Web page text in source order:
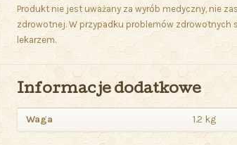
Produkt nie jest uważany za wyrób medyczny, nie
zdrowotnej. W przypadku problemów zdrowotnych
lekarzem.
Informacje dodatkowe
Waga 1.2 kg